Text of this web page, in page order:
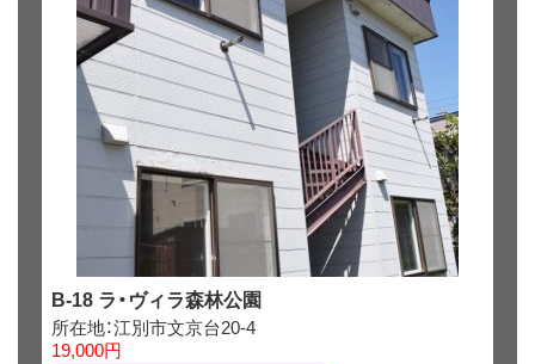
B-18 ラ・ヴィラ森林公園
所在地：江別市文京台20-4
19,000円